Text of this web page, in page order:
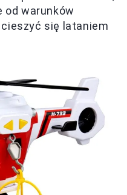
od warunków
się lataniem